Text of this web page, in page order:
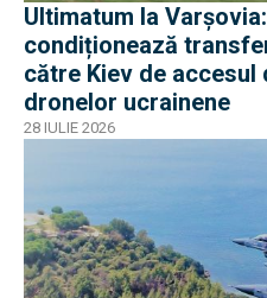
Ultimatum la
condiționează
către Kiev de
dronelor ucrainene
28 IULIE 2026